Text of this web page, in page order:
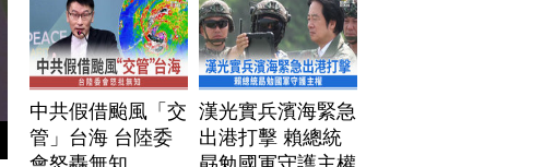
中共假借颱風「交
管」台海 台陸委
漢光實兵濱海緊急
出港打擊 賴總統